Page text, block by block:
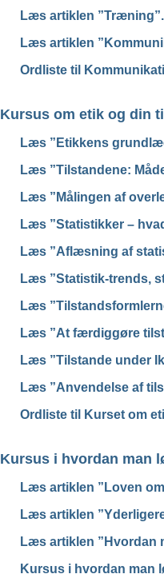
Læs artiklen ”Træning”.
Læs artiklen
Ordliste til
Kursus om etik og din
Læs ”Etikkens
Læs ”Tilstandene:
Læs ”Målingen af
Læs ”Statistikker –
Læs ”Aflæsning af
Læs ”Statistik-trends,
Læs
Læs ”At færdiggøre
Læs ”Tilstande under
Læs ”Anvendelse af
Ordliste til Kurset om
Kursus i hvordan man
Læs artiklen ”Loven
Læs artiklen
Læs artiklen ”Hvordan
Kursus i hvordan man